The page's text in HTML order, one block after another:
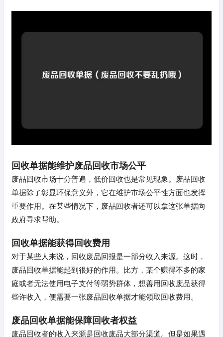
回收单据能维护废品回收市场公平
废品回收市场十分普遍，低价回收也是常见现象。废品回收
单据除了彰显环保意义外，它在维护市场公平性方面也发挥
重要作用。在某些情况下，废品回收者还可以拿这张单据向
政府寻求帮助。
回收单据能获得回收费用
对于某些人来说，回收废品回报是一部分收入来源。这时，
废品回收单据能起到很好的作用。比方，某个赚得不多的家
庭或者无法使用电子支付等弱势群体，想善用回收废品获得
些许收入，便需要一张废品回收单据才能领取回收费用。
废品回收单据能保障回收者权益
废品回收者的收入来源是回收废品大部分渠道。但是如果遇